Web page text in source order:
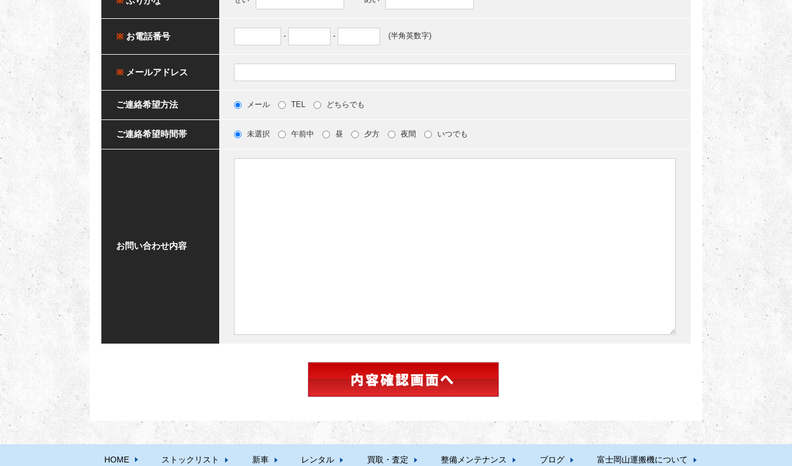
※ お電話番号 - - (半角英数字)
※ メールアドレス
ご連絡希望方法 メール TEL どちらでも
ご連絡希望時間帯 未選択 午前中 昼 夕方 夜間 いつでも
お問い合わせ内容
HOME ストックリスト 新車 レンタル 買取・査定 整備メンテナンス ブログ 富士岡山運搬機について